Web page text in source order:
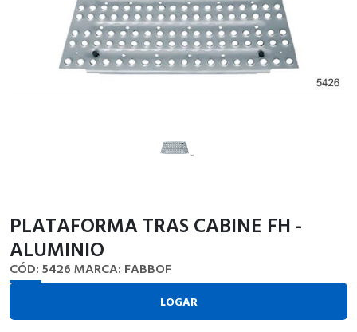
PLATAFORMA TRAS CABINE FH -
ALUMINIO
CÓD: 5426 MARCA: FABBOF
LOGAR